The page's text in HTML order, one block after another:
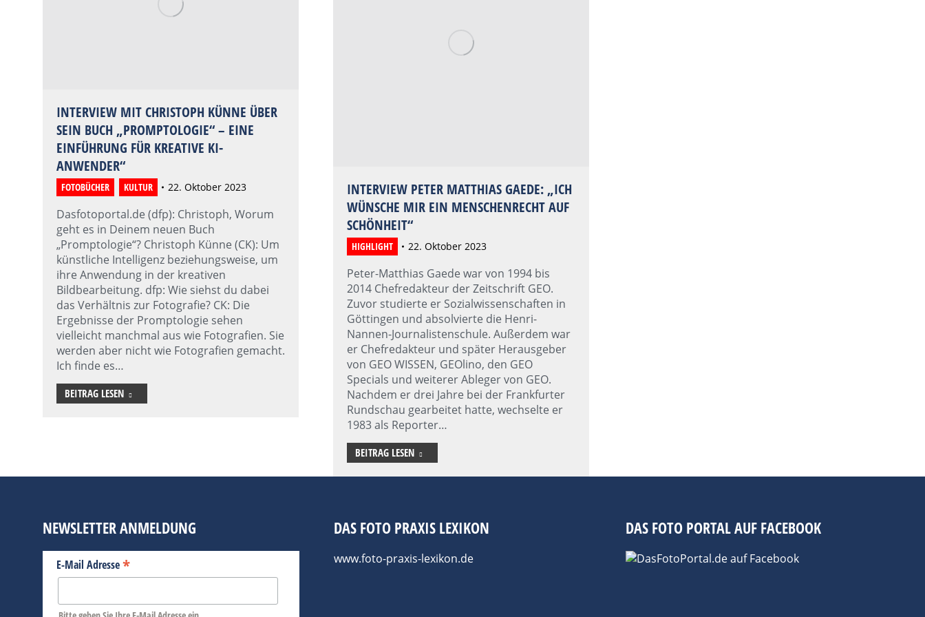
INTERVIEW MIT CHRISTOPH KÜNNE ÜBER
SEIN BUCH „PROMPTOLOGIE“ – EINE
EINFÜHRUNG FÜR KREATIVE KI-
ANWENDER“
FOTOBÜCHER KULTUR 22. Oktober 2023
Dasfotoportal.de (dfp): Christoph, Worum
geht es in Deinem neuen Buch
„Promptologie“? Christoph Künne (CK): Um
künstliche Intelligenz beziehungsweise, um
ihre Anwendung in der kreativen
Bildbearbeitung. dfp: Wie siehst du dabei
das Verhältnis zur Fotografie? CK: Die
Ergebnisse der Promptologie sehen
vielleicht manchmal aus wie Fotografien. Sie
werden aber nicht wie Fotografien gemacht.
Ich finde es…
BEITRAG LESEN
INTERVIEW PETER MATTHIAS GAEDE: „ICH
WÜNSCHE MIR EIN MENSCHENRECHT AUF
SCHÖNHEIT“
HIGHLIGHT 22. Oktober 2023
Peter-Matthias Gaede war von 1994 bis
2014 Chefredakteur der Zeitschrift GEO.
Zuvor studierte er Sozialwissenschaften in
Göttingen und absolvierte die Henri-
Nannen-Journalistenschule. Außerdem war
er Chefredakteur und später Herausgeber
von GEO WISSEN, GEOlino, den GEO
Specials und weiterer Ableger von GEO.
Nachdem er drei Jahre bei der Frankfurter
Rundschau gearbeitet hatte, wechselte er
1983 als Reporter…
BEITRAG LESEN
NEWSLETTER ANMELDUNG
E-Mail Adresse*
DAS FOTO PRAXIS LEXIKON
www.foto-praxis-lexikon.de
DAS FOTO PORTAL AUF FACEBOOK